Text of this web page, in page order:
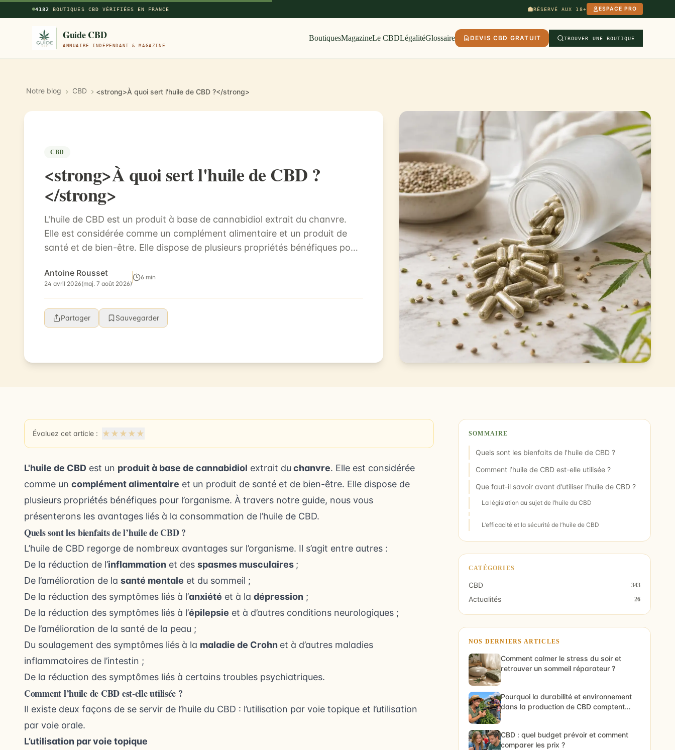
Aller au contenu principal
4182 BOUTIQUES CBD VÉRIFIÉES EN FRANCE RÉSERVÉ AUX 18+ ESPACE PRO
Guide CBD
ANNUAIRE INDÉPENDANT & MAGAZINE
BoutiquesMagazineLe CBDLégalitéGlossaire DEVIS CBD GRATUIT TROUVER UNE BOUTIQUE
Notre blog CBD <strong>À quoi sert l'huile de CBD ?</strong>
CBD
<strong>À quoi sert l'huile de CBD ?
</strong>
L'huile de CBD est un produit à base de cannabidiol extrait du chanvre.
Elle est considérée comme un complément alimentaire et un produit de
santé et de bien-être. Elle dispose de plusieurs propriétés bénéfiques pour
Antoine Rousset
24 avril 2026(maj. 7 août 2026)
6 min
Partager Sauvegarder
Évaluez cet article : ★ ★ ★ ★ ★
L'huile de CBD est un produit à base de cannabidiol extrait du chanvre. Elle est considérée
comme un complément alimentaire et un produit de santé et de bien-être. Elle dispose de
plusieurs propriétés bénéfiques pour l’organisme. À travers notre guide, nous vous
présenterons les avantages liés à la consommation de l’huile de CBD.
Quels sont les bienfaits de l’huile de CBD ?
L’huile de CBD regorge de nombreux avantages sur l’organisme. Il s’agit entre autres :
De la réduction de l’inflammation et des spasmes musculaires ;
De l’amélioration de la santé mentale et du sommeil ;
De la réduction des symptômes liés à l’anxiété et à la dépression ;
De la réduction des symptômes liés à l’épilepsie et à d’autres conditions neurologiques ;
De l’amélioration de la santé de la peau ;
Du soulagement des symptômes liés à la maladie de Crohn et à d’autres maladies
inflammatoires de l’intestin ;
De la réduction des symptômes liés à certains troubles psychiatriques.
Comment l’huile de CBD est-elle utilisée ?
Il existe deux façons de se servir de l’huile du CBD : l’utilisation par voie topique et l’utilisation
par voie orale.
L’utilisation par voie topique
SOMMAIRE
Quels sont les bienfaits de l’huile de CBD ?
Comment l’huile de CBD est-elle utilisée ?
Que faut-il savoir avant d’utiliser l’huile de CBD ?
La législation au sujet de l’huile du CBD
L’efficacité et la sécurité de l’huile de CBD
CATÉGORIES
CBD 343
Actualités 26
NOS DERNIERS ARTICLES
Comment calmer le stress du soir et
retrouver un sommeil réparateur ?
Pourquoi la durabilité et environnement
dans la production de CBD comptent
CBD : quel budget prévoir et comment
comparer les prix ?